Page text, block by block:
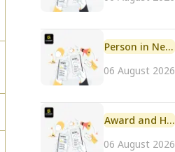
Person in News
06 August 2026
Award and Honour
06 August 2026